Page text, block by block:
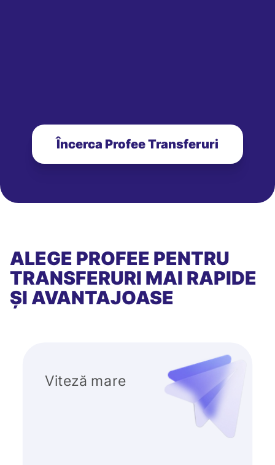
Încerca Profee Transferuri
ALEGE PROFEE PENTRU
TRANSFERURI MAI RAPIDE
ȘI AVANTAJOASE
Viteză mare